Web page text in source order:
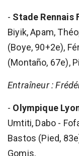
- Stade Rennais
Biyik, Apam,
(Boye, 90+2e),
(Montaño, 67e),
Entraîneur :
- Olympique
Umtiti, Dabo -
Bastos (Pied,
Gomis.